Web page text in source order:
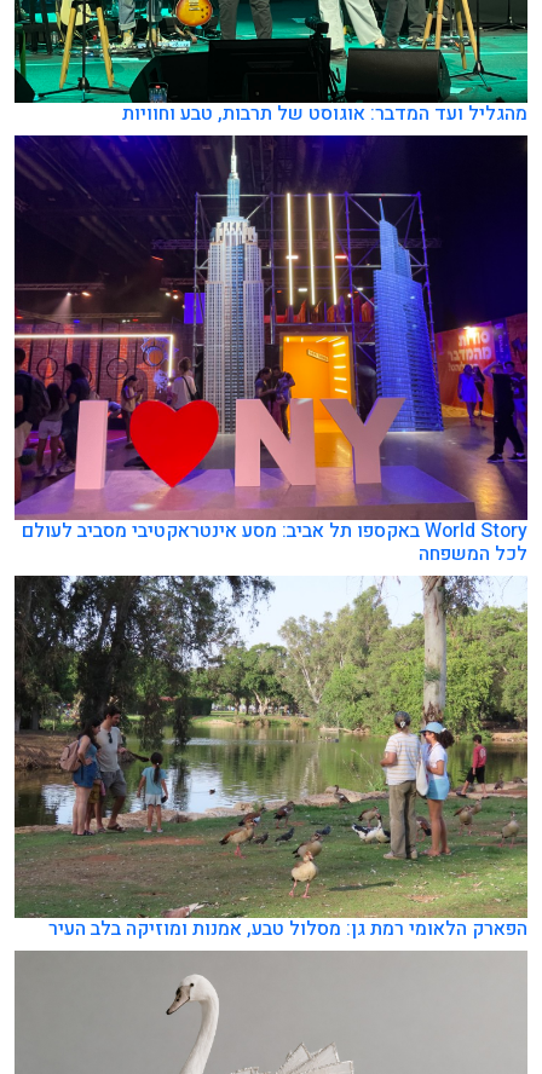
מהגליל ועד המדבר: אוגוסט של תרבות, טבע וחוויות
World Story באקספו תל אביב: מסע אינטראקטיבי מסביב לעולם
לכל המשפחה
הפארק הלאומי רמת גן: מסלול טבע, אמנות ומוזיקה בלב העיר